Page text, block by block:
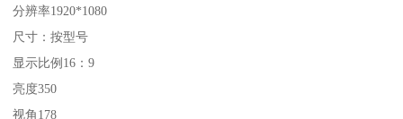
分辨率1920*1080
尺寸：按型号
显示比例16：9
亮度350
视角178